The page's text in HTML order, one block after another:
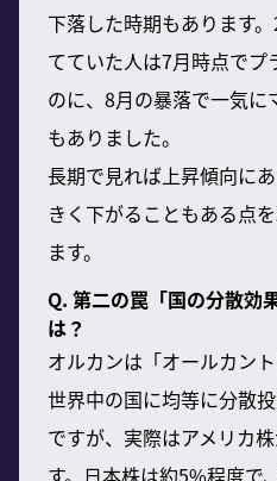
下落した時期もあります
てていた人は7月時点でプ
のに、8月の暴落で一気に
もありました。
長期で見れば上昇傾向に
きく下がることもある点
ます。
Q. 第二の罠「国の分散効
は？
オルカンは「オールカン
世界中の国に均等に分散
ですが、実際はアメリカ
す。日本株は約5%程度で